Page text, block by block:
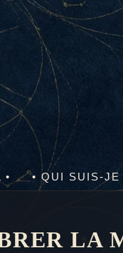
• • QUI SUIS-JE
LA